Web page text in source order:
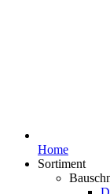
Home
Sortiment